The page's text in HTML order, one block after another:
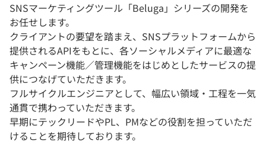
SNSマーケティングツール「Beluga」シリーズの開発を
お任せします。
クライアントの要望を踏まえ、SNSプラットフォームから
提供されるAPIをもとに、各ソーシャルメディアに最適な
キャンペーン機能／管理機能をはじめとしたサービスの提
供につなげていただきます。
フルサイクルエンジニアとして、幅広い領域・工程を一気
通貫で携わっていただきます。
早期にテックリードやPL、PMなどの役割を担っていただ
けることを期待しております。